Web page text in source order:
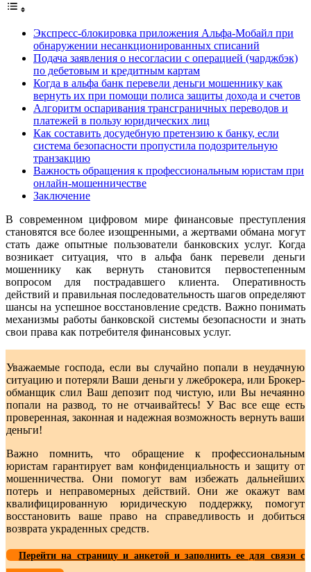
Экспресс-блокировка приложения Альфа-Мобайл при
обнаружении несанкционированных списаний
Подача заявления о несогласии с операцией (чарджбэк)
по дебетовым и кредитным картам
Когда в альфа банк перевели деньги мошеннику как
вернуть их при помощи полиса защиты дохода и счетов
Алгоритм оспаривания трансграничных переводов и
платежей в пользу юридических лиц
Как составить досудебную претензию к банку, если
система безопасности пропустила подозрительную
транзакцию
Важность обращения к профессиональным юристам при
онлайн-мошенничестве
Заключение
В современном цифровом мире финансовые преступления
становятся все более изощренными, а жертвами обмана могут
стать даже опытные пользователи банковских услуг. Когда
возникает ситуация, что в альфа банк перевели деньги
мошеннику как вернуть становится первостепенным
вопросом для пострадавшего клиента. Оперативность
действий и правильная последовательность шагов определяют
шансы на успешное восстановление средств. Важно понимать
механизмы работы банковской системы безопасности и знать
свои права как потребителя финансовых услуг.
Уважаемые господа, если вы случайно попали в неудачную
ситуацию и потеряли Ваши деньги у лжеброкера, или Брокер-
обманщик слил Ваш депозит под чистую, или Вы нечаянно
попали на развод, то не отчаивайтесь! У Вас все еще есть
проверенная, законная и надежная возможность вернуть ваши
деньги!
Важно помнить, что обращение к профессиональным
юристам гарантирует вам конфиденциальность и защиту от
мошенничества. Они помогут вам избежать дальнейших
потерь и неправомерных действий. Они же окажут вам
квалифицированную юридическую поддержку, помогут
восстановить ваше право на справедливость и добиться
возврата украденных средств.
Перейти на страницу и анкетой и заполнить ее для связи с